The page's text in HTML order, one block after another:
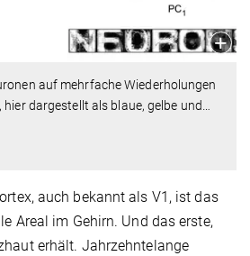
auf mehrfache Wiederholungen
dargestellt als blaue, gelbe und…
auch bekannt als V1, ist das
Areal im Gehirn. Und das erste,
erhält. Jahrzehntelange